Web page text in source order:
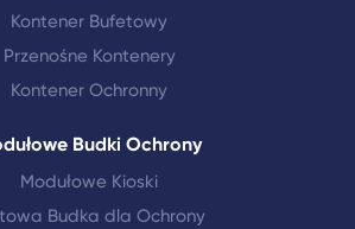
Kontener Bufetowy
Przenośne Kontenery
Kontener Ochronny
Budki Ochrony
Modułowe Kioski
Budka dla Ochrony